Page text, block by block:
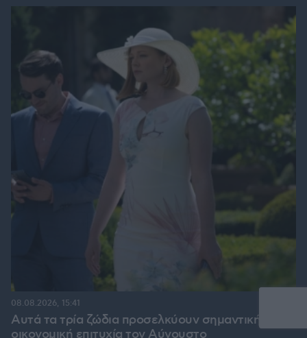
Αυτά τα τρία ζώδια προσελκύουν σημαντική
οικονομική επιτυχία τον Αύγουστο
08.08.2026, 15:41